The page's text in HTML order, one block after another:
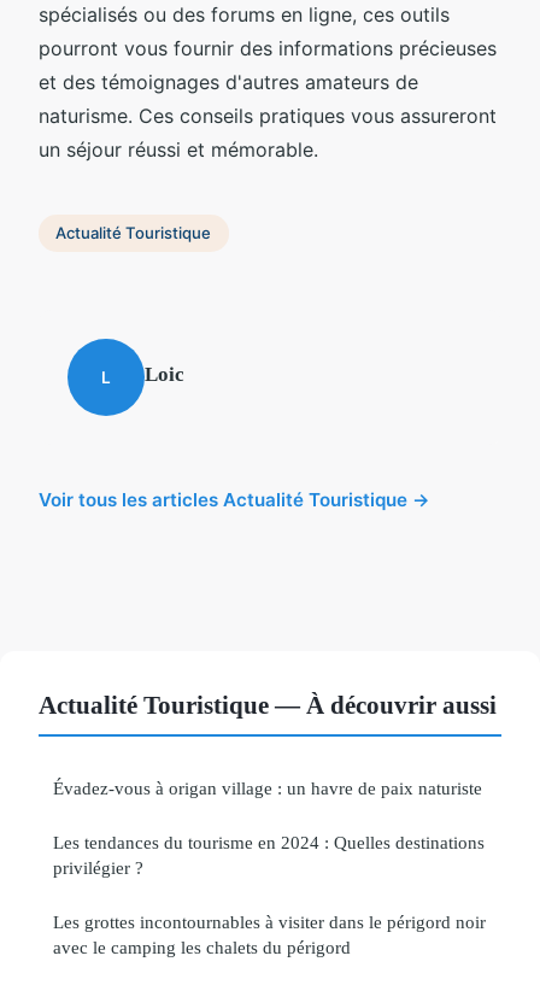
spécialisés ou des forums en ligne, ces outils
pourront vous fournir des informations précieuses
et des témoignages d'autres amateurs de
naturisme. Ces conseils pratiques vous assureront
un séjour réussi et mémorable.
Actualité Touristique
L Loic
Voir tous les articles Actualité Touristique →
Actualité Touristique — À découvrir aussi
Évadez-vous à origan village : un havre de paix naturiste
Les tendances du tourisme en 2024 : Quelles destinations
privilégier ?
Les grottes incontournables à visiter dans le périgord noir
avec le camping les chalets du périgord